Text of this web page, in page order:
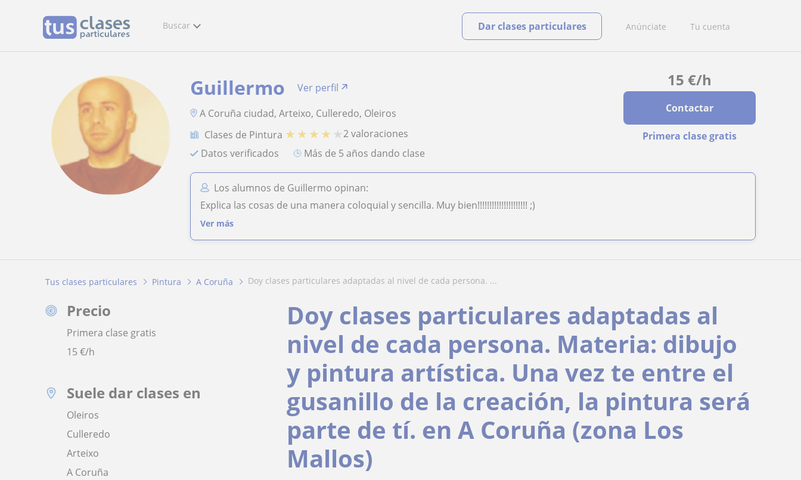
Buscar Anúnciate Tu cuenta
Dar clases particulares
15 €/h
Contactar
Primera clase gratis
Guillermo
Ver perfil
A Coruña ciudad, Arteixo, Culleredo, Oleiros
Clases de Pintura ★ ★ ★ ★ ★2 valoraciones
Datos verificados
más de 5 años dando clase
Los alumnos de Guillermo opinan:
Explica las cosas de una manera coloquial y sencilla. Muy bien!!!!!!!!!!!!!!!!!!!!! ;)
Ver más
Tus clases particulares Pintura A Coruña doy clases particulares adaptadas al nivel de cada persona. ...
Precio
Primera clase gratis
15€/h
Suele dar clases en
Oleiros
Culleredo
Arteixo
A Coruña
Doy clases particulares adaptadas al
nivel de cada persona. Materia: dibujo
y pintura artística. Una vez te entre el
gusanillo de la creación, la pintura será
parte de tí. en A Coruña (zona Los
Mallos)